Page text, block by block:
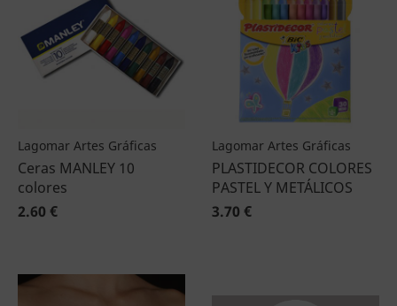
Lagomar Artes Gráficas
Ceras MANLEY 10
colores
2.60 €
Lagomar Artes Gráficas
PLASTIDECOR COLORES
PASTEL Y METÁLICOS
3.70 €